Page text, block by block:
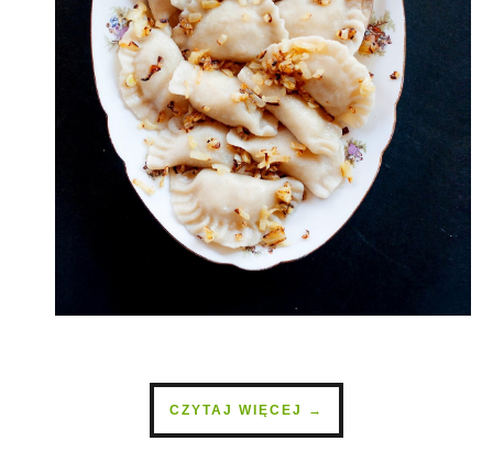
CZYTAJ WIĘCEJ →